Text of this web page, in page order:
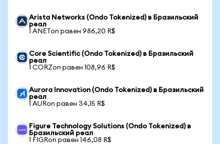
Arista Networks (Ondo Tokenized) в Бразильский
реал
1 ANETon равен 986,20 R$
Core Scientific (Ondo Tokenized) в Бразильский
реал
1 CORZon равен 108,96 R$
Aurora Innovation (Ondo Tokenized) в Бразильский
реал
1 AURon равен 34,15 R$
Figure Technology Solutions (Ondo Tokenized) в
Бразильский реал
1 FIGRon равен 146,08 R$